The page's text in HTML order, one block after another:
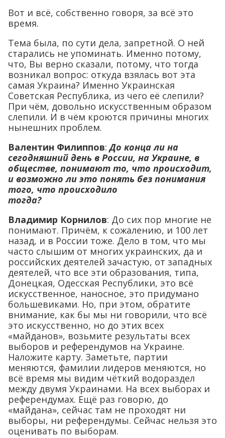
Вот и всё, собственно говоря, за всё это
время.
Тема была, по сути дела, запретной. О ней
старались не упоминать. Именно потому,
что, Вы верно сказали, потому, что тогда
возникал вопрос: откуда взялась вот эта
самая Украина? Именно Украинская
Советская Республика, из чего её слепили?
При чём, довольно искусственным образом
слепили. И в чём кроются причины многих
нынешних проблем.
Валентин Филиппов: До конца ли на
сегодняшний день в России, на Украине, в
обществе, понимают то, что происходит,
и возможно ли это понять без понимания
того, что происходило
тогда?
Владимир Корнилов: До сих пор многие не
понимают. Причём, к сожалению, и 100 лет
назад, и в России тоже. Дело в том, что мы
часто слышим от многих украинских, да и
российских деятелей зачастую, от западных
деятелей, что все эти образования, типа,
Донецкая, Одесская Республики, это всё
искусственное, наносное, это придумано
большевиками. Но, при этом, обратите
внимание, как бы мы ни говорили, что всё
это искусственно, но до этих всех
«майданов», возьмите результаты всех
выборов и референдумов на Украине.
Наложите карту. Заметьте, партии
меняются, фамилии лидеров меняются, но
всё время мы видим чёткий водораздел
между двумя Украинами. На всех выборах и
референдумах. Ещё раз говорю, до
«майдана», сейчас там не проходят ни
выборы, ни референдумы. Сейчас нельзя это
оценивать по выборам.